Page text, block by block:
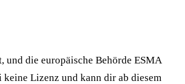
die europäische Behörde ESMA
Lizenz und kann dir ab diesem